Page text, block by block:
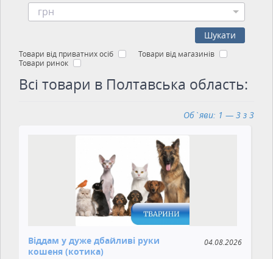
грн
Шукати
Товари від приватних осіб
Товари від магазинів
Товари ринок
Всі товари в Полтавська область:
Об`яви: 1 — 3 з 3
Віддам у дуже дбайливі руки
кошеня (котика)
04.08.2026